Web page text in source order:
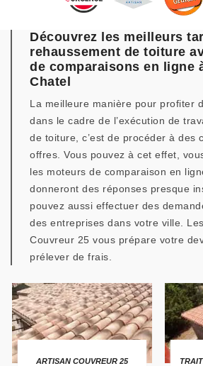
Découvrez les meilleurs
rehaussement de toiture
de comparaisons en ligne
Chatel
La meilleure manière pour profiter
dans le cadre de l’exécution de
de toiture, c’est de procéder à des
offres. Vous pouvez à cet effet,
les moteurs de comparaison en
donneront des réponses presque
pouvez aussi effectuer des
des entreprises dans votre ville.
Couvreur 25 vous prépare votre
prélever de frais.
ARTISAN COUVREUR 25